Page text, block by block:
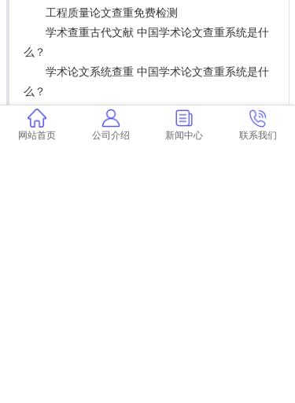
工程质量论文查重免费检测
学术查重古代文献 中国学术论文查重系统是什
么？
学术论文系统查重 中国学术论文查重系统是什
么？
学校学术查重记录怎么看 学术查重对学校查重
有影响吗？
网站首页 公司介绍 新闻中心 联系我们